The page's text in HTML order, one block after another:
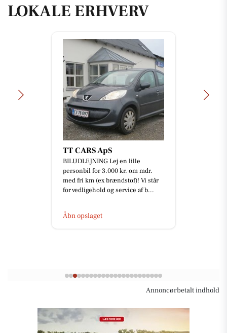
LOKALE ERHVERV
TT CARS ApS
BILUDLEJNING Lej en lille
personbil for 3.000 kr. om mdr.
med fri km (ex brændstof)! Vi står
for vedligehold og service af b...
Åbn opslaget
Annoncørbetalt indhold